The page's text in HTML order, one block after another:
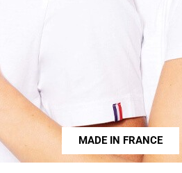
MADE IN FRANCE